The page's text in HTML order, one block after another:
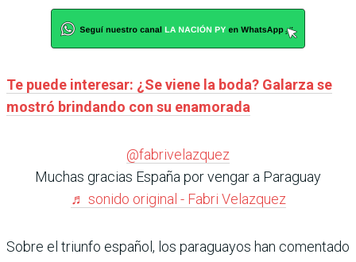
Te puede interesar: ¿Se viene la boda? Galarza se
mostró brindando con su enamorada
@fabrivelazquez
Muchas gracias España por vengar a Paraguay
♬ sonido original - Fabri Velazquez
Sobre el triunfo español, los paraguayos han comentado